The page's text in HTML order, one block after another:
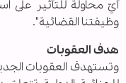
أيّ محاولة للتأثير على
وظيفتنا القضائية".
هدف العقوبات
وتستهدف العقوبات